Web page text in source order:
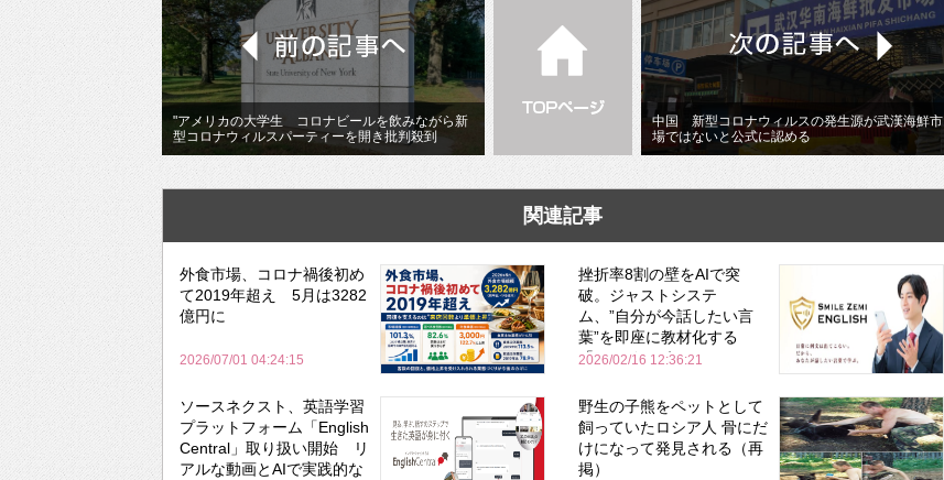
"アメリカの大学生 コロナビールを飲みながら新
型コロナウィルスパーティーを開き批判殺到
中国 新型コロナウィルスの発生源が武漢海鮮市
場ではないと公式に認める
関連記事
外食市場、コロナ禍後初め
て2019年超え 5月は3282
億円に
2026/07/01 04:24:15
挫折率8割の壁をAIで突
破。ジャストシステ
ム、”自分が今話したい言
葉”を即座に教材化する
「スマイルゼミ
2026/02/16 12:36:21
ソースネクスト、英語学習
プラットフォーム「English
Central」取り扱い開始 リ
アルな動画とAIで実践的な
野生の子熊をペットとして
飼っていたロシア人 骨にだ
けになって発見される（再
掲）